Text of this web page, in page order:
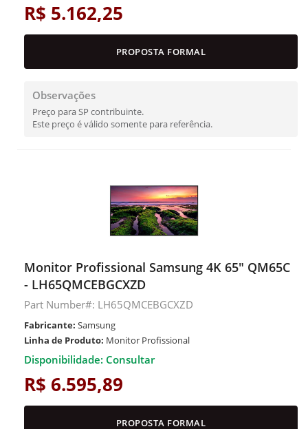
R$ 5.162,25
PROPOSTA FORMAL
Observações
Preço para SP contribuinte.
Este preço é válido somente para referência.
Monitor Profissional Samsung 4K 65" QM65C
- LH65QMCEBGCXZD
Part Number#: LH65QMCEBGCXZD
Fabricante: Samsung
Linha de Produto: Monitor Profissional
Disponibilidade: Consultar
R$ 6.595,89
PROPOSTA FORMAL